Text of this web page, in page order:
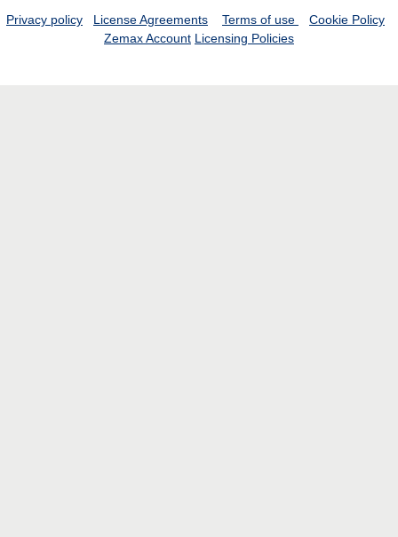
Privacy policy License Agreements Terms of use
Cookie Policy
Zemax Account Licensing Policies